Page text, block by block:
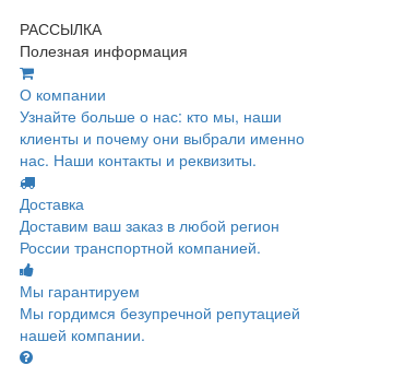
РАССЫЛКА
Полезная информация
О компании
Узнайте больше о нас: кто мы, наши
клиенты и почему они выбрали именно
нас. Наши контакты и реквизиты.
Доставка
Доставим ваш заказ в любой регион
России транспортной компанией.
Мы гарантируем
Мы гордимся безупречной репутацией
нашей компании.